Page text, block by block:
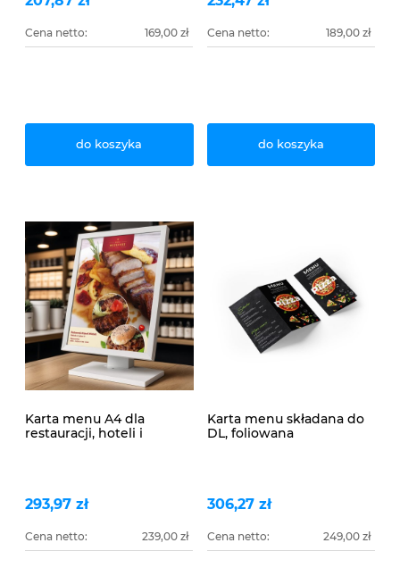
Cena netto: 169,00 zł
do koszyka
Cena netto: 189,00 zł
do koszyka
Karta menu A4 dla
restauracji, hoteli i
293,97 zł
Cena netto: 239,00 zł
Karta menu składana do
DL, foliowana
306,27 zł
Cena netto: 249,00 zł